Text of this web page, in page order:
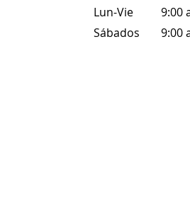
Lun-Vie
9:00
Sábados
9:00